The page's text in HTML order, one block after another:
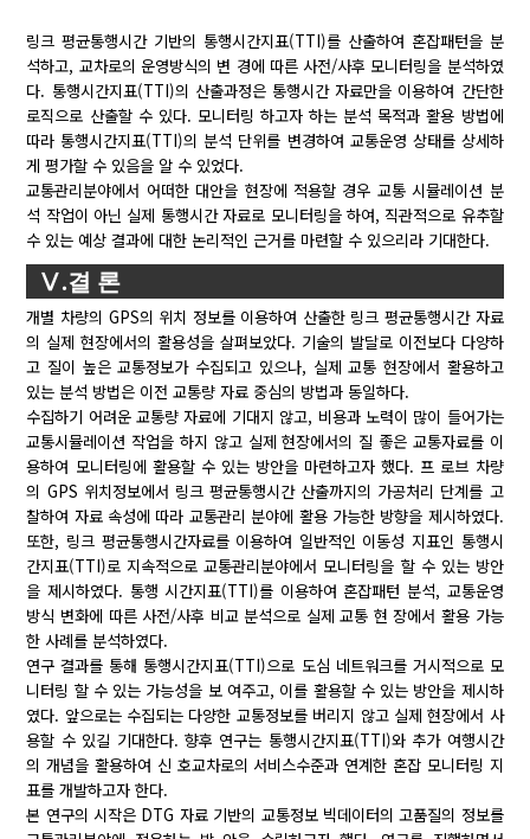
링크 평균통행시간 기반의 통행시간지표(TTI)를 산출하여 혼잡패턴을 분
석하고, 교차로의 운영방식의 변 경에 따른 사전/사후 모니터링을 분석하였
다. 통행시간지표(TTI)의 산출과정은 통행시간 자료만을 이용하여 간단한
로직으로 산출할 수 있다. 모니터링 하고자 하는 분석 목적과 활용 방법에
따라 통행시간지표(TTI)의 분석 단위를 변경하여 교통운영 상태를 상세하
게 평가할 수 있음을 알 수 있었다.
교통관리분야에서 어떠한 대안을 현장에 적용할 경우 교통 시뮬레이션 분
석 작업이 아닌 실제 통행시간 자료로 모니터링을 하여, 직관적으로 유추할
수 있는 예상 결과에 대한 논리적인 근거를 마련할 수 있으리라 기대한다.
Ⅴ.결 론
개별 차량의 GPS의 위치 정보를 이용하여 산출한 링크 평균통행시간 자료
의 실제 현장에서의 활용성을 살펴보았다. 기술의 발달로 이전보다 다양하
고 질이 높은 교통정보가 수집되고 있으나, 실제 교통 현장에서 활용하고
있는 분석 방법은 이전 교통량 자료 중심의 방법과 동일하다.
수집하기 어려운 교통량 자료에 기대지 않고, 비용과 노력이 많이 들어가는
교통시뮬레이션 작업을 하지 않고 실제 현장에서의 질 좋은 교통자료를 이
용하여 모니터링에 활용할 수 있는 방안을 마련하고자 했다. 프 로브 차량
의 GPS 위치정보에서 링크 평균통행시간 산출까지의 가공처리 단계를 고
찰하여 자료 속성에 따라 교통관리 분야에 활용 가능한 방향을 제시하였다.
또한, 링크 평균통행시간자료를 이용하여 일반적인 이동성 지표인 통행시
간지표(TTI)로 지속적으로 교통관리분야에서 모니터링을 할 수 있는 방안
을 제시하였다. 통행 시간지표(TTI)를 이용하여 혼잡패턴 분석, 교통운영
방식 변화에 따른 사전/사후 비교 분석으로 실제 교통 현 장에서 활용 가능
한 사례를 분석하였다.
연구 결과를 통해 통행시간지표(TTI)으로 도심 네트워크를 거시적으로 모
니터링 할 수 있는 가능성을 보 여주고, 이를 활용할 수 있는 방안을 제시하
였다. 앞으로는 수집되는 다양한 교통정보를 버리지 않고 실제 현장에서 사
용할 수 있길 기대한다. 향후 연구는 통행시간지표(TTI)와 추가 여행시간
의 개념을 활용하여 신 호교차로의 서비스수준과 연계한 혼잡 모니터링 지
표를 개발하고자 한다.
본 연구의 시작은 DTG 자료 기반의 교통정보 빅데이터의 고품질의 정보를